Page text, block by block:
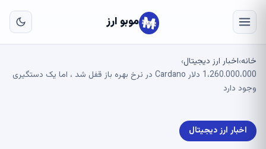
موبو ارز
خانه›اخبار ارز دیجیتال›
1،260.000،000 دلار Cardano در نرخ بهره باز قفل شد ، اما یک دستگیری
وجود دارد
اخبار ارز دیجیتال